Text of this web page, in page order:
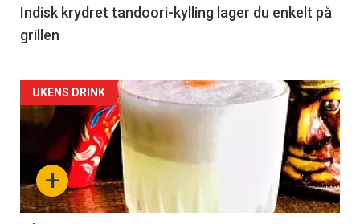
Indisk krydret tandoori-kylling lager du enkelt på
grillen
Forsiden
akkurat
nå
-
+
UKENS DRINK